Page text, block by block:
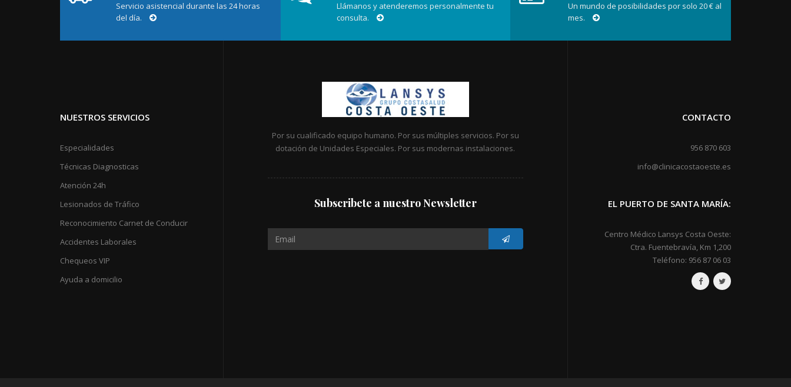
Servicio asistencial durante las 24 horas
del día.
Llámanos y atenderemos personalmente tu
consulta.
Un mundo de posibilidades por solo 20 € al
mes.
NUESTROS SERVICIOS
Especialidades
Técnicas Diagnosticas
Atención 24h
Lesionados de Tráfico
Reconocimiento Carnet de Conducir
Accidentes Laborales
Chequeos VIP
Ayuda a domicilio
Por su cualificado equipo humano. Por sus múltiples servicios. Por su
dotación de Unidades Especiales. Por sus modernas instalaciones.
Subscribete a nuestro Newsletter
CONTACTO
956 870 603
info@clinicacostaoeste.es
EL PUERTO DE SANTA MARÍA:
Centro Médico Lansys Costa Oeste:
Ctra. Fuentebravía, Km 1,200
Teléfono: 956 87 06 03